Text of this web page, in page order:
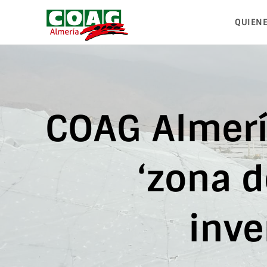
COAG
‘zona